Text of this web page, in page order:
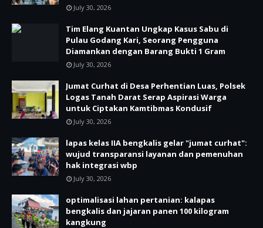
July 30, 2026
Tim Elang Kuantan Ungkap Kasus Sabu di
Pulau Godang Kari, Seorang Pengguna
Diamankan dengan Barang Bukti 1 Gram
July 30, 2026
Jumat Curhat di Desa Perhentian Luas, Polsek
Logas Tanah Darat Serap Aspirasi Warga
untuk Ciptakan Kamtibmas Kondusif
July 30, 2026
lapas kelas IIA bengkalis gelar "jumat curhat":
wujud transparansi layanan dan pemenuhan
hak integrasi wbp
July 30, 2026
optimalisasi lahan pertanian: kalapas
bengkalis dan jajaran panen 100 kilogram
kangkung